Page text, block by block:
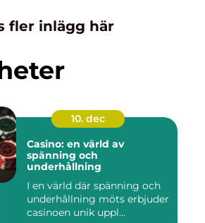
fler inlägg här
10. dec
Casino: en värld av
spänning och
underhållning
I en värld där spänning och
underhållning möts erbjuder
casinoen unik uppl...